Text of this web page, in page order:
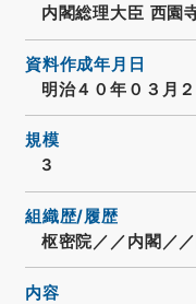
内閣総理大臣 西園
資料作成年月日
明治４０年０３月
規模
3
組織歴/履歴
枢密院／／内閣／
内容